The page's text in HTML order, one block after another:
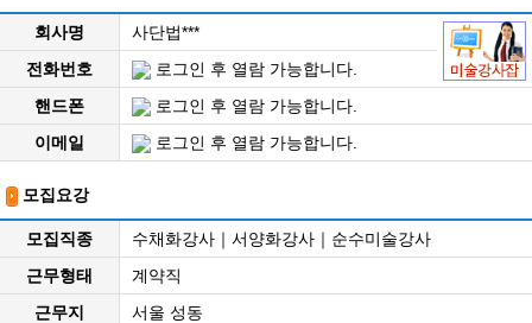
회사명
사단법***
전화번호
로그인 후 열람 가능합니다.
핸드폰
로그인 후 열람 가능합니다.
이메일
로그인 후 열람 가능합니다.
모집요강
모집직종
수채화강사｜서양화강사｜순수미술강사
근무형태
계약직
근무지
서울 성동